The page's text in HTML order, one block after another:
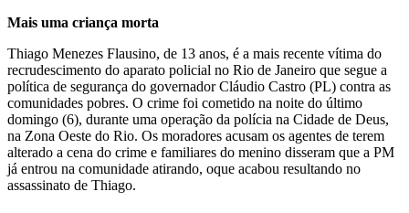
Mais uma criança morta
Thiago Menezes Flausino, de 13 anos, é a mais recente vítima do
recrudescimento do aparato policial no Rio de Janeiro que segue a
política de segurança do governador Cláudio Castro (PL) contra as
comunidades pobres. O crime foi cometido na noite do último
domingo (6), durante uma operação da polícia na Cidade de Deus,
na Zona Oeste do Rio. Os moradores acusam os agentes de terem
alterado a cena do crime e familiares do menino disseram que a PM
já entrou na comunidade atirando, oque acabou resultando no
assassinato de Thiago.